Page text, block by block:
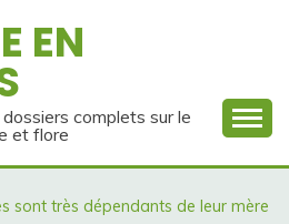
EN
complets sur le
et flore
sont très dépendants de leur mère